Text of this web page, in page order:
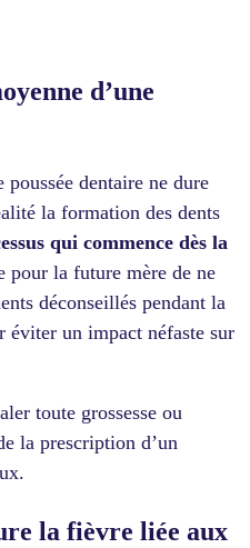
d’une
poussée dentaire ne dure
la formation des dents
qui commence dès la
pour la future mère de ne
déconseillés pendant la
éviter un impact néfaste sur
toute grossesse ou
la prescription d’un
la fièvre liée aux